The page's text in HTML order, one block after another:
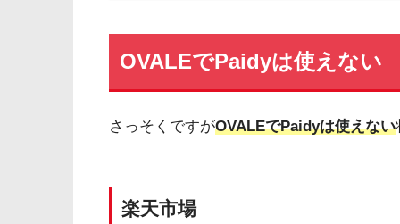
OVALEでPaidyは使えない
さっそくですがOVALEでPaidyは使えない
楽天市場